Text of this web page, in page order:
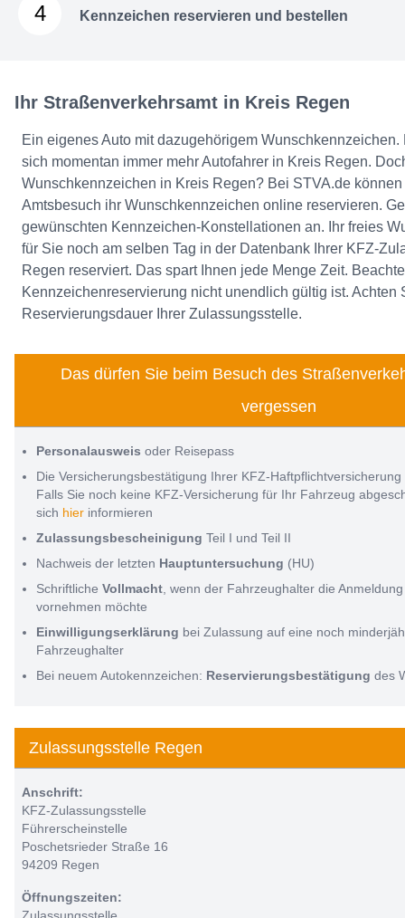
4 Kennzeichen reservieren und bestellen
Ihr Straßenverkehrsamt in Kreis Regen
Ein eigenes Auto mit dazugehörigem
sich momentan immer mehr Autofahrer in Kreis Regen.
Wunschkennzeichen in Kreis Regen? Bei STVA.de
Amtsbesuch ihr Wunschkennzeichen online reservieren.
gewünschten Kennzeichen-Konstellationen an. Ihr freies
für Sie noch am selben Tag in der Datenbank Ihrer KFZ-
Regen reserviert. Das spart Ihnen jede Menge Zeit.
Kennzeichenreservierung nicht unendlich gültig ist. Achten
Reservierungsdauer Ihrer Zulassungsstelle.
Das dürfen Sie beim Besuch des
vergessen
Personalausweis oder Reisepass
Die Versicherungsbestätigung Ihrer KFZ-
Falls Sie noch keine KFZ-Versicherung für Ihr Fahrzeug
sich hier informieren
Zulassungsbescheinigung Teil I und Teil II
Nachweis der letzten Hauptuntersuchung (HU)
Schriftliche Vollmacht , wenn der Fahrzeughalter die
vornehmen möchte
Einwilligungserklärung bei Zulassung auf eine noch
Fahrzeughalter
Bei neuem Autokennzeichen: Reservierungsbestätigung des
Zulassungsstelle Regen
Anschrift:
KFZ-Zulassungsstelle
Führerscheinstelle
Poschetsrieder Straße 16
94209 Regen
Öffnungszeiten: